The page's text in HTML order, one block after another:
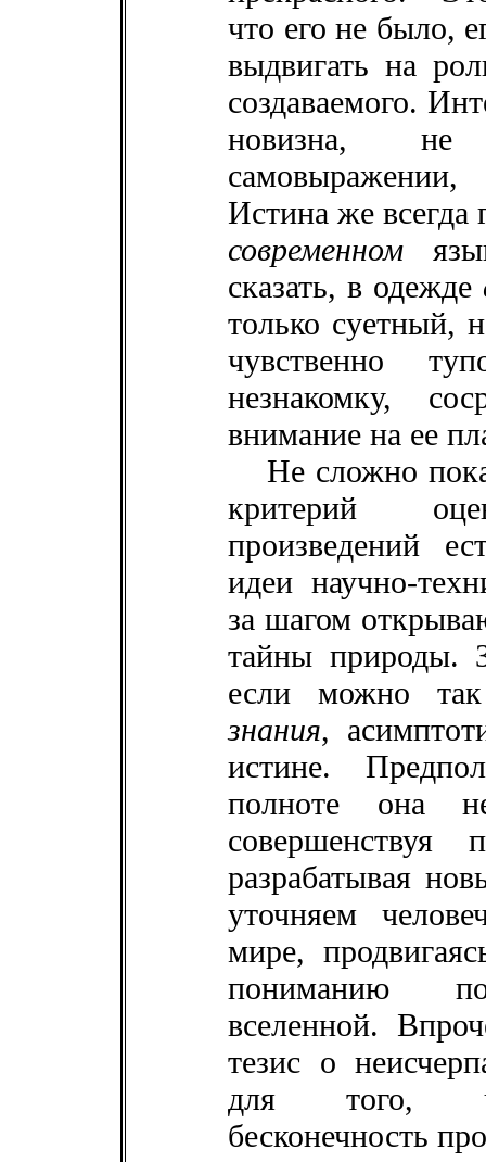
что его не было,
выдвигать на
создаваемого.
новизна, не
Истина же
современном
сказать, в одежде
только суетный,
чувственно
незнакомку,
внимание на ее
Не сложно
критерий
произведений
идеи научно-
за шагом
тайны природы.
если можно
знания,
истине.
полноте она
совершенствуя
разрабатывая
уточняем
мире,
пониманию
вселенной.
тезис о
для того,
бесконечность